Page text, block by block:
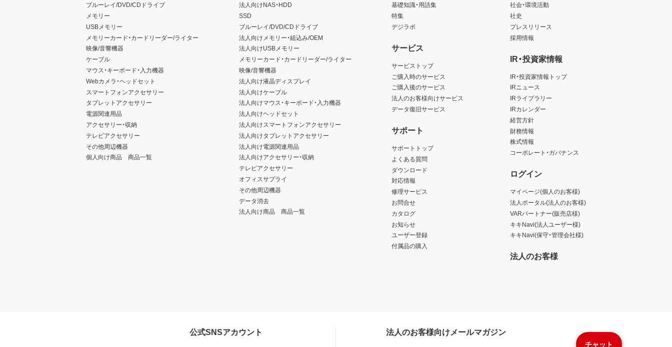
チャット
ブルーレイ/DVD/CDドライブ
メモリー
USBメモリー
メモリーカード・カードリーダー/ライター
映像/音響機器
ケーブル
マウス・キーボード・入力機器
Webカメラ・ヘッドセット
スマートフォンアクセサリー
タブレットアクセサリー
電源関連用品
アクセサリー・収納
テレビアクセサリー
その他周辺機器
個人向け商品 商品一覧
法人向けNAS・HDD
SSD
ブルーレイ/DVD/CDドライブ
法人向けメモリー・組込み/OEM
法人向けUSBメモリー
メモリーカード・カードリーダー/ライター
映像/音響機器
法人向け液晶ディスプレイ
法人向けケーブル
法人向けマウス・キーボード・入力機器
法人向けヘッドセット
法人向けスマートフォンアクセサリー
法人向けタブレットアクセサリー
法人向け電源関連用品
法人向けアクセサリー・収納
テレビアクセサリー
オフィスサプライ
その他周辺機器
データ消去
法人向け商品 商品一覧
基礎知識・用語集
特集
デジラボ
サービス
サービストップ
ご購入時のサービス
ご購入後のサービス
法人のお客様向けサービス
データ復旧サービス
サポート
サポートトップ
よくある質問
ダウンロード
対応情報
修理サービス
お問合せ
カタログ
お知らせ
ユーザー登録
付属品の購入
社会・環境活動
社史
プレスリリース
採用情報
IR・投資家情報
IR・投資家情報トップ
IRニュース
IRライブラリー
IRカレンダー
経営方針
財務情報
株式情報
コーポレート・ガバナンス
ログイン
マイページ(個人のお客様)
法人ポータル(法人のお客様)
VARパートナー(販売店様)
キキNavi(法人ユーザー様)
キキNavi(保守・管理会社様)
法人のお客様
公式SNSアカウント 法人のお客様向けメールマガジン